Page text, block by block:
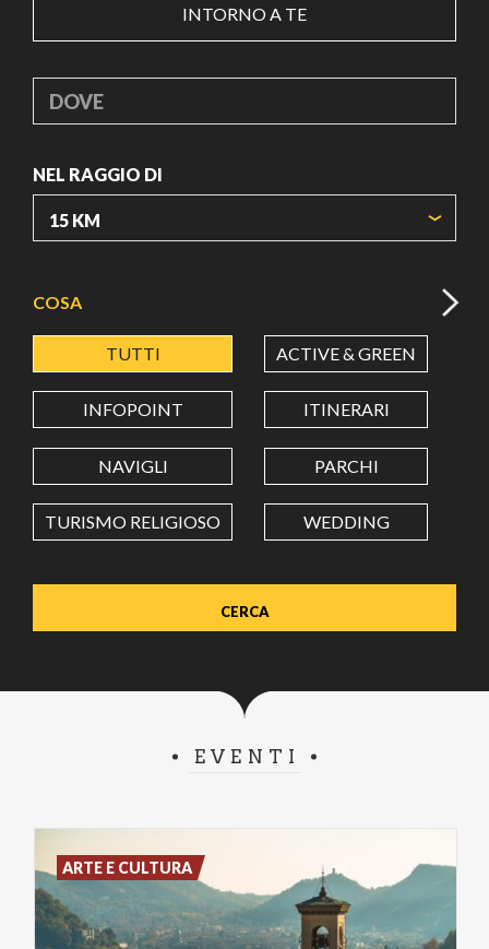
INTORNO A TE
DOVE
NEL RAGGIO DI
LATITUDINE
LONGITUDINE
Value in decimal degrees. Use dot (.) as decimal separator.
COSA
TUTTI ACTIVE & GREEN
INFOPOINT ITINERARI
NAVIGLI PARCHI
TURISMO RELIGIOSO WEDDING
EVENTI
ARTE E CULTURA